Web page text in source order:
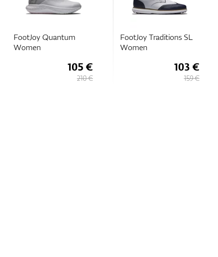
FootJoy Quantum
Women
105 €
210 €
FootJoy Traditions SL
Women
103 €
159 €